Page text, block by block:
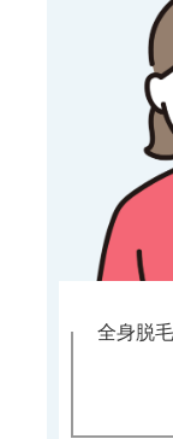
全身脱